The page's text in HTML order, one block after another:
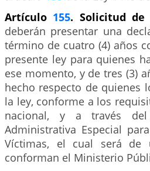
Artículo 155. Solicitud
deberán presentar una
término de cuatro (4) años
presente ley para quienes
ese momento, y de tres (3)
hecho respecto de quienes
la ley, conforme a los
nacional, y a través
Administrativa Especial
Víctimas, el cual será de
conforman el Ministerio